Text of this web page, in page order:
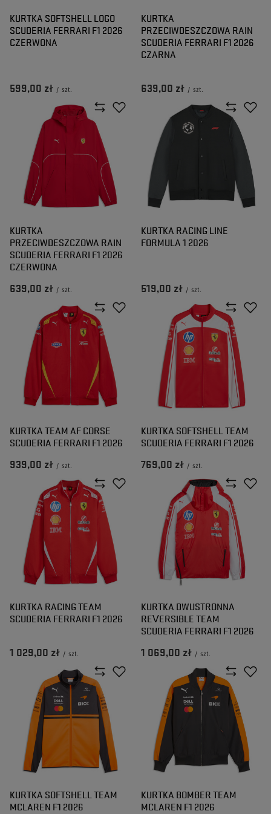
KURTKA SOFTSHELL LOGO
SCUDERIA FERRARI F1 2026
CZERWONA
599,00 zł / szt.
KURTKA
PRZECIWDESZCZOWA RAIN
SCUDERIA FERRARI F1 2026
CZARNA
639,00 zł / szt.
KURTKA
PRZECIWDESZCZOWA RAIN
SCUDERIA FERRARI F1 2026
CZERWONA
639,00 zł / szt.
KURTKA RACING LINE
FORMULA 1 2026
519,00 zł / szt.
KURTKA TEAM AF CORSE
SCUDERIA FERRARI F1 2026
939,00 zł / szt.
KURTKA SOFTSHELL TEAM
SCUDERIA FERRARI F1 2026
769,00 zł / szt.
KURTKA RACING TEAM
SCUDERIA FERRARI F1 2026
1 029,00 zł / szt.
KURTKA DWUSTRONNA
REVERSIBLE TEAM
SCUDERIA FERRARI F1 2026
1 069,00 zł / szt.
KURTKA SOFTSHELL TEAM
MCLAREN F1 2026
KURTKA BOMBER TEAM
MCLAREN F1 2026